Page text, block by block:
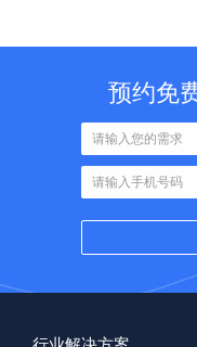
预约免